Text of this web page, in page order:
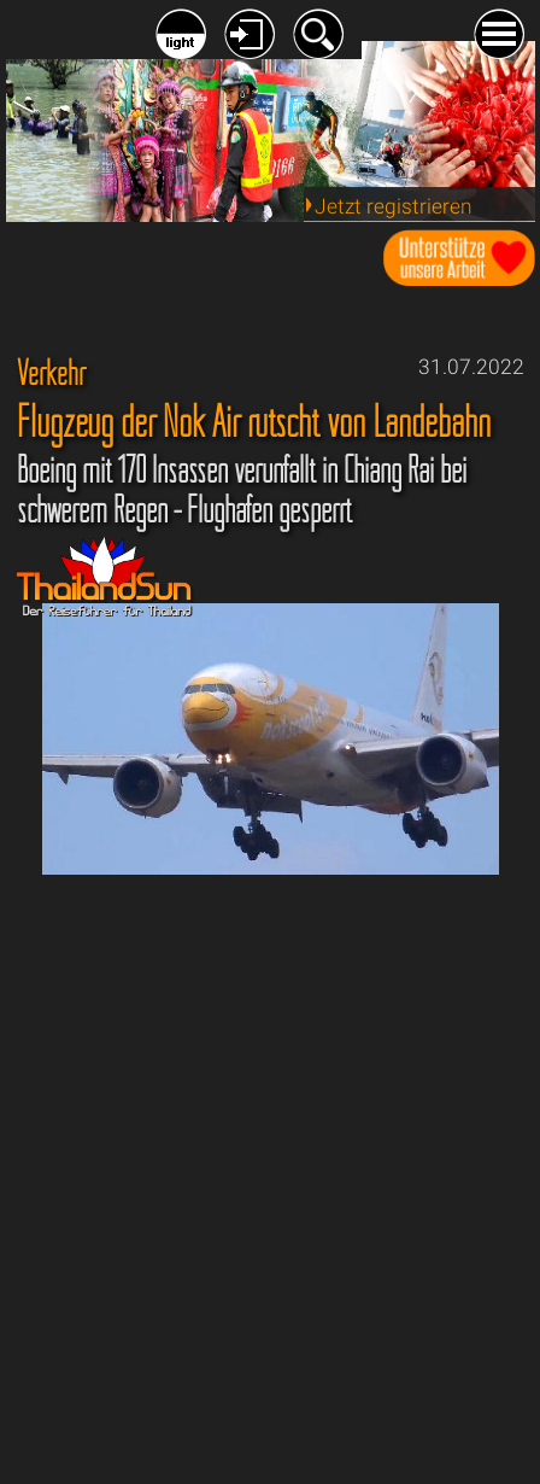
Jetzt registrieren
31.07.2022
Verkehr
Flugzeug der Nok Air rutscht von Landebahn
Boeing mit 170 Insassen verunfallt in Chiang Rai bei
schwerem Regen - Flughafen gesperrt